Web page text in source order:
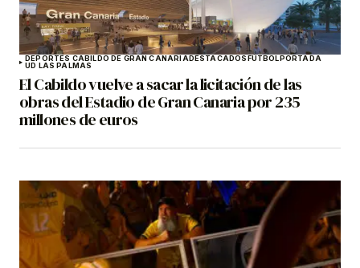
DEPORTES CABILDO DE GRAN CANARIADESTACADOSFÚTBOLPORTADA
UD LAS PALMAS
El Cabildo vuelve a sacar la licitación de las
obras del Estadio de Gran Canaria por 235
millones de euros